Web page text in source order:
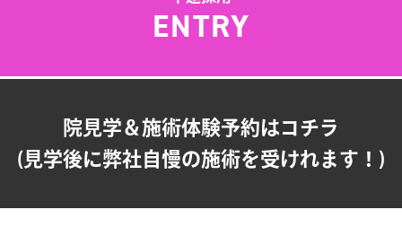
ENTRY
院見学＆施術体験予約はコチラ
(見学後に弊社自慢の施術を受けれます！)